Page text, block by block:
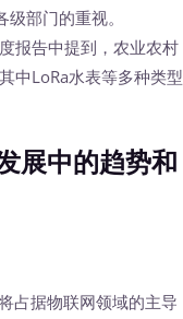
部门的重视。
报告中提到，农业农村
中LoRa水表等多种类型
中的趋势和
占据物联网领域的主导